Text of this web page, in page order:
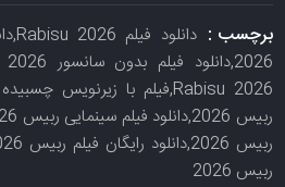
برچسب :
ربیس 2026